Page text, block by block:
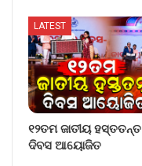
LATEST
୧୨ତମ ଜାତୀୟ ହସ୍ତତନ୍ତ
ଦିବସ ଆୟୋଜିତ